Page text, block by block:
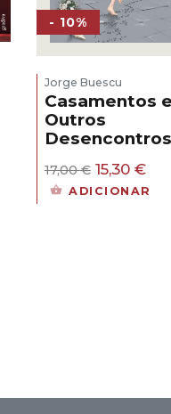
- 10%
Jorge Buescu
Casamentos e
Outros
Desencontros
17,00€ O
preço
15,30 €O
ADICIONAR